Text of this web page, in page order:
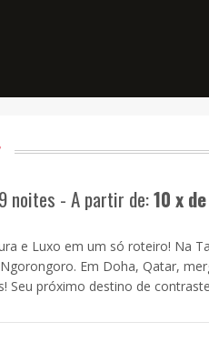
noites - A partir de:10 x
e Luxo em um só roteiro! Na
Em Doha, Qatar,
Seu próximo destino de